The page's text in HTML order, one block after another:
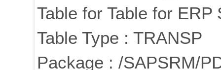
Table for Table for
Table Type : TRANSP
Package : /SAPSRM/